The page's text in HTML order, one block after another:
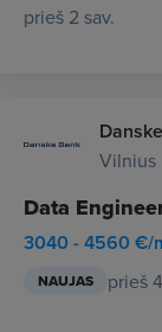
prieš 2 sav.
Vilnius
Data
3040 - 4560 €/
NAUJAS prieš